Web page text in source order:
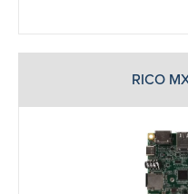
RICO